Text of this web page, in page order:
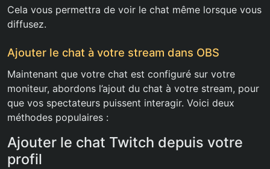
Cela vous permettra de voir le chat même lorsque vous
diffusez.
Ajouter le chat à votre stream dans OBS
Maintenant que votre chat est configuré sur votre
moniteur, abordons l’ajout du chat à votre stream, pour
que vos spectateurs puissent interagir. Voici deux
méthodes populaires :
Ajouter le chat Twitch depuis votre
profil